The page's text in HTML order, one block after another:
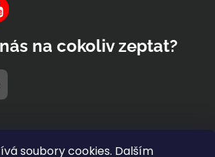
soubory cookies. Dalším
na cokoliv zeptat?